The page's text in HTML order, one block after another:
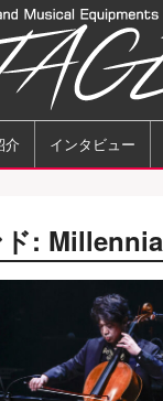
介 インタビュー
: Millennia